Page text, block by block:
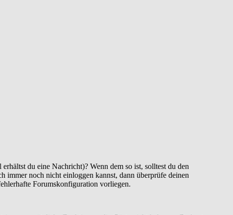
du eine Nachricht)? Wenn dem so ist, solltest du den
immer noch nicht einloggen kannst, dann überprüfe deinen
Forumskonfiguration vorliegen.